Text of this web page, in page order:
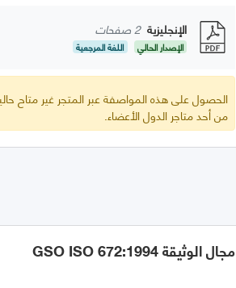
الإنجليزية 2 صفحات
الإصدار الحالي اللغة المرجعية
الحصول على هذه المواصفة عبر المتجر غير متاح
من أحد متاجر الدول الأعضاء.
مجال الوثيقة GSO ISO 672:1994